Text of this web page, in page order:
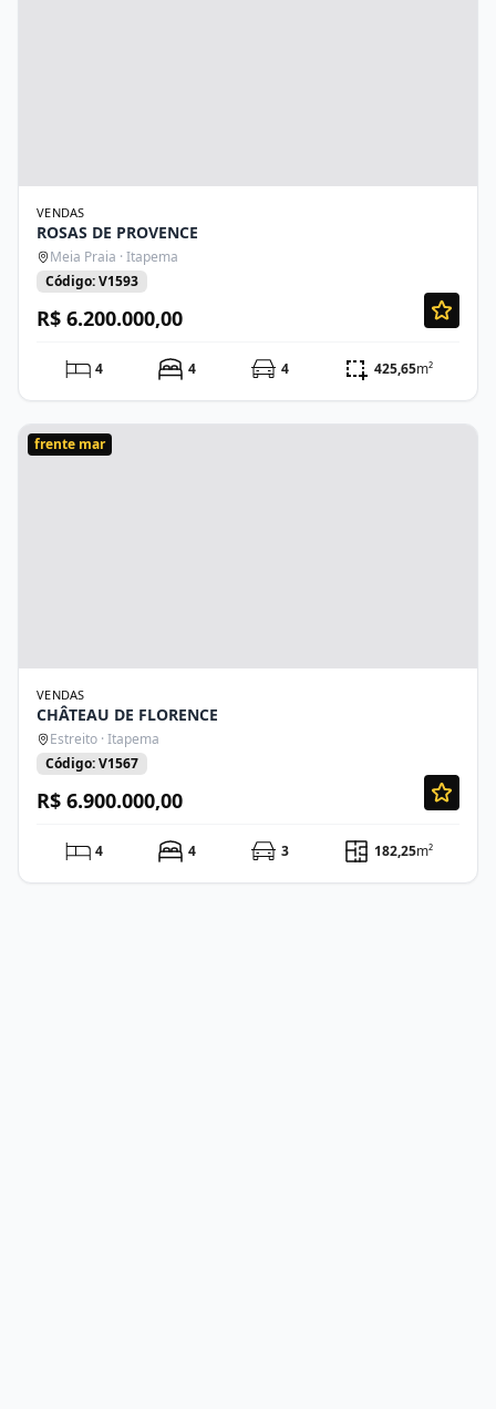
VENDAS
ROSAS DE PROVENCE
Meia Praia · Itapema
Código: V1593
R$ 6.200.000,00
4 4 4 425,65m²
frente mar
VENDAS
CHÂTEAU DE FLORENCE
Estreito · Itapema
Código: V1567
R$ 6.900.000,00
4 4 3 182,25m²